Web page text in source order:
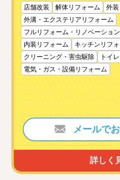
店舗改装 解体リフォーム
外
外溝・エクステリアリフォーム
フルリフォーム・リノベーション
内装リフォーム
キッチンリフ
クリーニング・害虫駆除
トイ
電気・ガス・設備リフォーム
詳しく
メールで